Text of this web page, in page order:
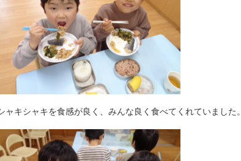
ャキシャキを食感が良く、みんな良く食べてくれていました。